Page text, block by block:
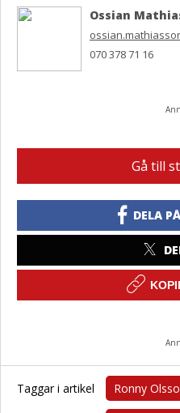
Ossian
070 378 71 16
Gå till
DELA
Taggar i artikel Ronny